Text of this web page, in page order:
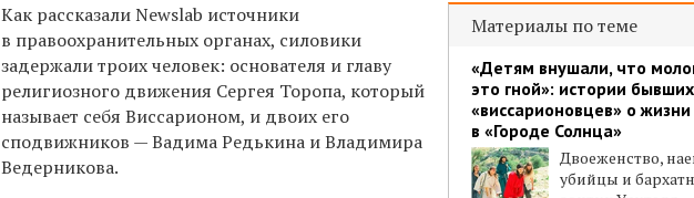
Материалы по теме
«Детям внушали, что
это гной»: истории бывших
«виссарионовцев» о жизни
в «Городе Солнца»
Двоеженство,
убийцы и
Как рассказали Newslab источники
в правоохранительных органах, силовики
задержали троих человек: основателя и главу
религиозного движения Сергея Торопа, который
называет себя Виссарионом, и двоих его
сподвижников — Вадима Редькина и Владимира
Ведерникова.